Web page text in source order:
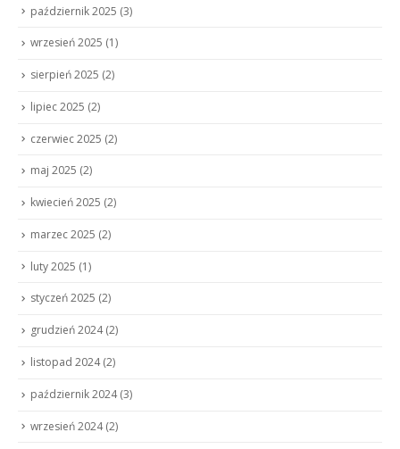
październik 2025 (3)
wrzesień 2025 (1)
sierpień 2025 (2)
lipiec 2025 (2)
czerwiec 2025 (2)
maj 2025 (2)
kwiecień 2025 (2)
marzec 2025 (2)
luty 2025 (1)
styczeń 2025 (2)
grudzień 2024(2)
listopad 2024(2)
październik 2024(3)
wrzesień 2024(2)